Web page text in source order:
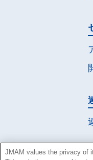
JMAM values the privacy of